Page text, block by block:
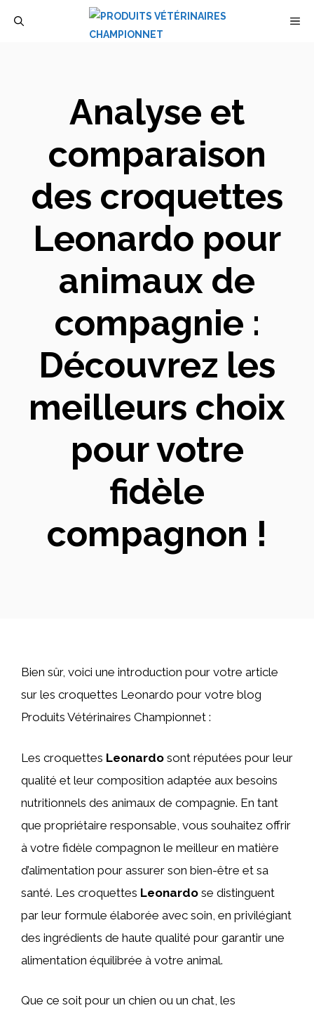
Analyse et
comparaison
des croquettes
Leonardo pour
animaux de
compagnie :
Découvrez les
meilleurs choix
pour votre
fidèle
compagnon !
Bien sûr, voici une introduction pour votre article
sur les croquettes Leonardo pour votre blog
Produits Vétérinaires Championnet :
Les croquettes Leonardo sont réputées pour leur
qualité et leur composition adaptée aux besoins
nutritionnels des animaux de compagnie. En tant
que propriétaire responsable, vous souhaitez offrir
à votre fidèle compagnon le meilleur en matière
d’alimentation pour assurer son bien-être et sa
santé. Les croquettes Leonardo se distinguent
par leur formule élaborée avec soin, en privilégiant
des ingrédients de haute qualité pour garantir une
alimentation équilibrée à votre animal.
Que ce soit pour un chien ou un chat, les